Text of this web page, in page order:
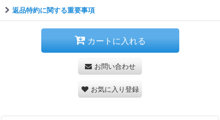
返品特約に関する重要事項
カートに入れる
お問い合わせ
お気に入り登録